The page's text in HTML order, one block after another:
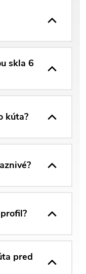
skla 6
kúta?
pred